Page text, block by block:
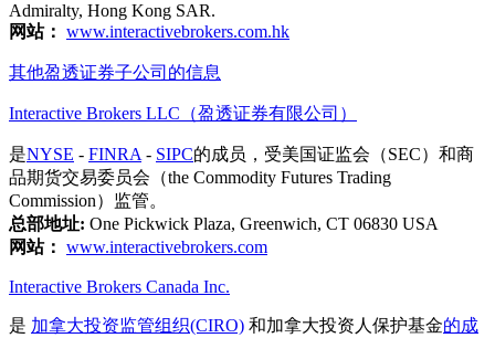
Admiralty, Hong Kong SAR.
网站： www.interactivebrokers.com.hk
其他盈透证券子公司的信息
Interactive Brokers LLC（盈透证券有限公司）
是NYSE - FINRA - SIPC的成员，受美国证监会（SEC）和商
品期货交易委员会（the Commodity Futures Trading
Commission）监管。
总部地址: One Pickwick Plaza, Greenwich, CT 06830 USA
网站： www.interactivebrokers.com
Interactive Brokers Canada Inc.
是 加拿大投资监管组织(CIRO) 和加拿大投资人保护基金的成